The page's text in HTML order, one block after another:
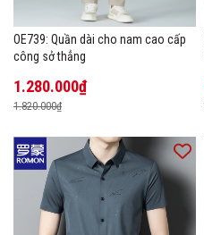
OE739: Quần dài cho nam cao cấp
công sở thẳng
1.280.000₫
1.820.000₫